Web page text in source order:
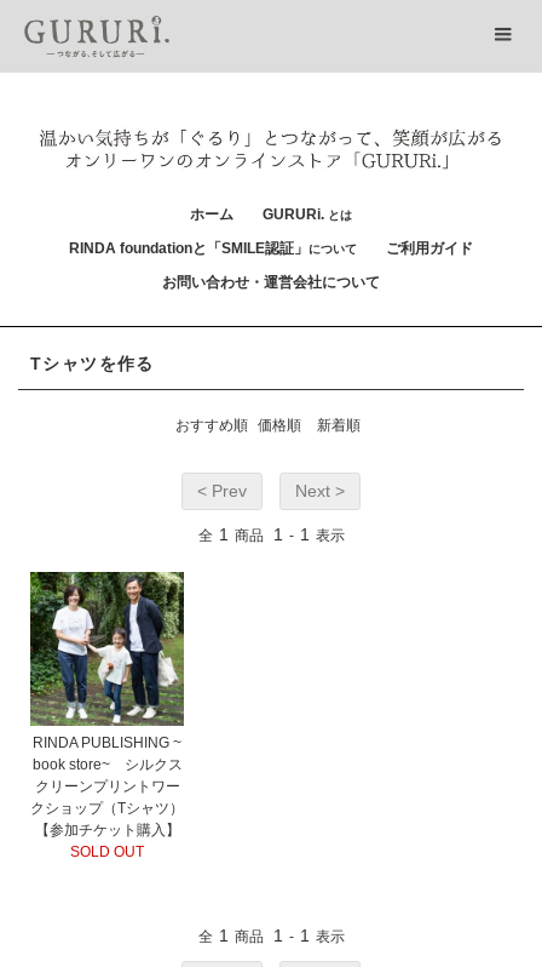
ホーム GURURi. とは
RINDA foundationと「SMILE認証」 について
ご利用ガイド
お問い合わせ・運営会社について
Tシャツを作る
おすすめ順 価格順 新着順
< Prev Next >
全 1 商品 1 - 1 表示
RINDA PUBLISHING ~
book store~ シルクス
クリーンプリントワー
クショップ（Tシャツ）
【参加チケット購入】
SOLD OUT
全 1 商品 1 - 1 表示